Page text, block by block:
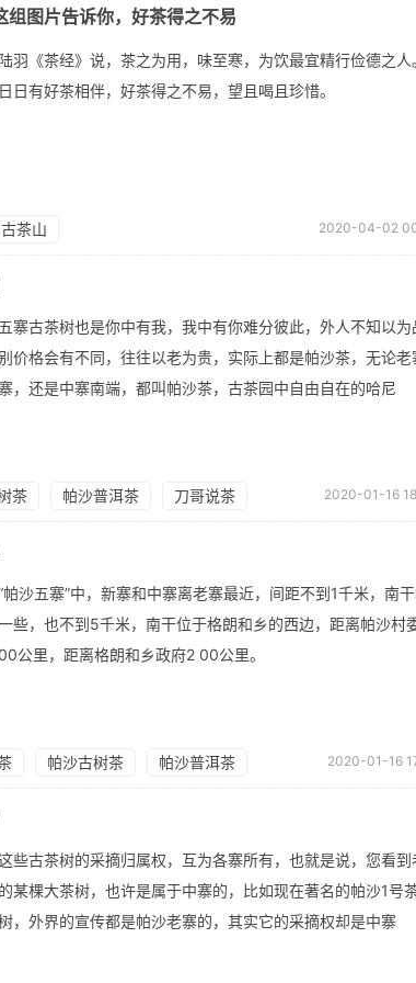
图片告诉你，好茶得之不易
陆羽《茶经》说，茶之为用，味至寒，为饮最宜精行俭德之人
日日有好茶相伴，好茶得之不易，望且喝且珍惜。
古茶山 2020-04-02
五寨古茶树也是你中有我，我中有你难分彼此，外人不知以为
价格会有不同，往往以老为贵，实际上都是帕沙茶，无论老
，还是中寨南端，都叫帕沙茶，古茶园中自由自在的哈尼
茶 帕沙普洱茶 刀哥说茶 2020-01-16
帕沙五寨”中，新寨和中寨离老寨最近，间距不到1千米，南
些，也不到5千米，南干位于格朗和乡的西边，距离帕沙村
公里，距离格朗和乡政府2 00公里。
帕沙古树茶 帕沙普洱茶 2020-01-16
些古茶树的采摘归属权，互为各寨所有，也就是说，您看到
的某棵大茶树，也许是属于中寨的，比如现在著名的帕沙1号
，外界的宣传都是帕沙老寨的，其实它的采摘权却是中寨